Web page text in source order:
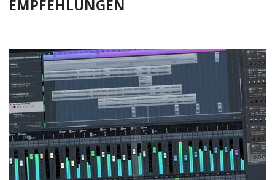
EMPFEHLUNGEN